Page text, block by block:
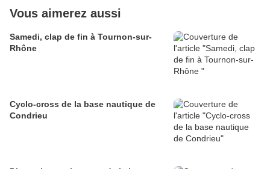
Vous aimerez aussi
Samedi, clap de fin à Tournon-sur-
Rhône
Cyclo-cross de la base nautique de
Condrieu